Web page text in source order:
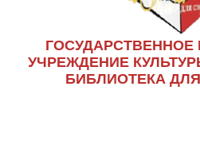
УЧРЕЖДЕНИЕ
БИБЛИОТЕКА